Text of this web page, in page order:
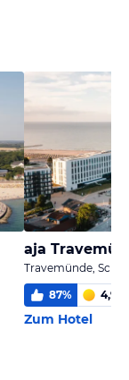
aja
Travemünde,
87% 4,9
Zum Hotel